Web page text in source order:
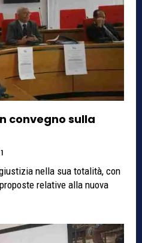
convegno sulla
nella sua totalità, con
relative alla nuova